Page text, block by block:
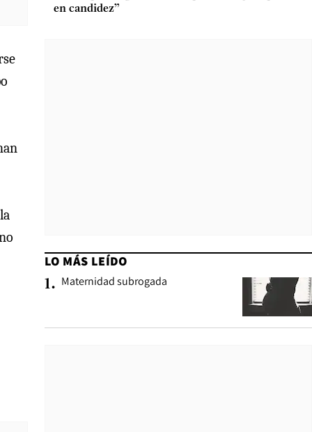
en candidez”
LO MÁS LEÍDO
1. Maternidad subrogada